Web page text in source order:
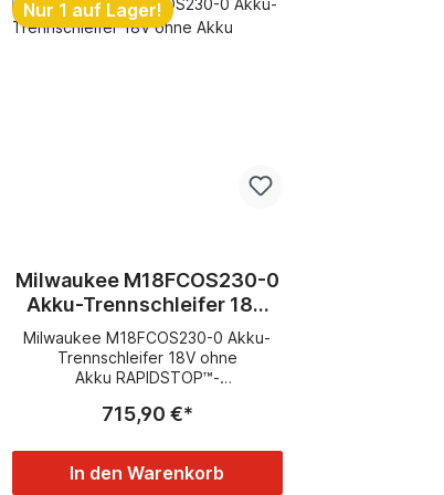
Nur 1 auf Lager!
Milwaukee M18FCOS230-0
Akku-Trennschleifer 18V
ohne Akku
Milwaukee M18FCOS230-0 Akku-
Trennschleifer 18V ohne
Akku RAPIDSTOP™-
Wasserversorgung für eine
StaubbindungKompatibel mit dem
modularen M18™SWITCH TANK™-
715,90 €*
In den Warenkorb